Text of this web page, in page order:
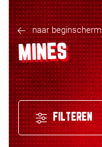
naar beginscherm
MINES
FILTEREN